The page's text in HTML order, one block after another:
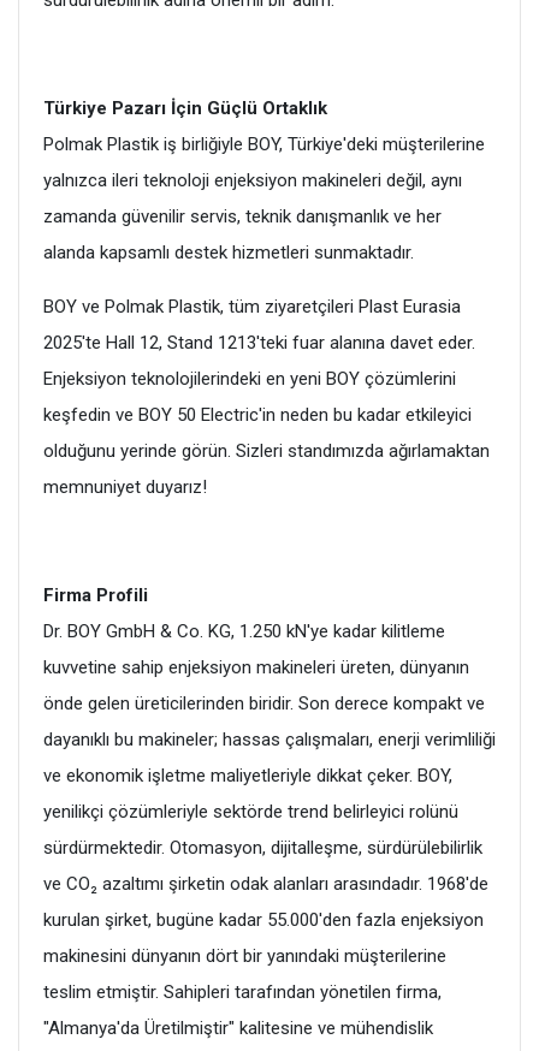
Türkiye Pazarı İçin Güçlü Ortaklık
Polmak Plastik iş birliğiyle BOY, Türkiye'deki müşterilerine
yalnızca ileri teknoloji enjeksiyon makineleri değil, aynı
zamanda güvenilir servis, teknik danışmanlık ve her
alanda kapsamlı destek hizmetleri sunmaktadır.
BOY ve Polmak Plastik, tüm ziyaretçileri Plast Eurasia
2025'te Hall 12, Stand 1213'teki fuar alanına davet eder.
Enjeksiyon teknolojilerindeki en yeni BOY çözümlerini
keşfedin ve BOY 50 Electric'in neden bu kadar etkileyici
olduğunu yerinde görün. Sizleri standımızda ağırlamaktan
memnuniyet duyarız!
Firma Profili
Dr. BOY GmbH & Co. KG, 1.250 kN'ye kadar kilitleme
kuvvetine sahip enjeksiyon makineleri üreten, dünyanın
önde gelen üreticilerinden biridir. Son derece kompakt ve
dayanıklı bu makineler; hassas çalışmaları, enerji verimliliği
ve ekonomik işletme maliyetleriyle dikkat çeker. BOY,
yenilikçi çözümleriyle sektörde trend belirleyici rolünü
sürdürmektedir. Otomasyon, dijitalleşme, sürdürülebilirlik
ve CO₂ azaltımı şirketin odak alanları arasındadır. 1968'de
kurulan şirket, bugüne kadar 55.000'den fazla enjeksiyon
makinesini dünyanın dört bir yanındaki müşterilerine
teslim etmiştir. Sahipleri tarafından yönetilen firma,
"Almanya'da Üretilmiştir" kalitesine ve mühendislik